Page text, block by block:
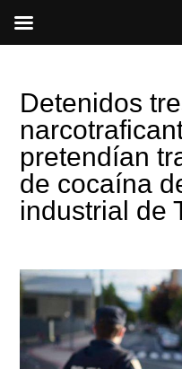
Detenidos
pretendían
de cocaína
industrial de